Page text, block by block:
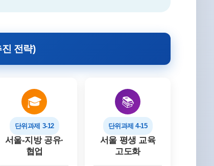
전략)
🎓
단위과제 3-12
서울-지방 공유·
협업
📚
단위과제 4-15
서울 평생 교육
고도화